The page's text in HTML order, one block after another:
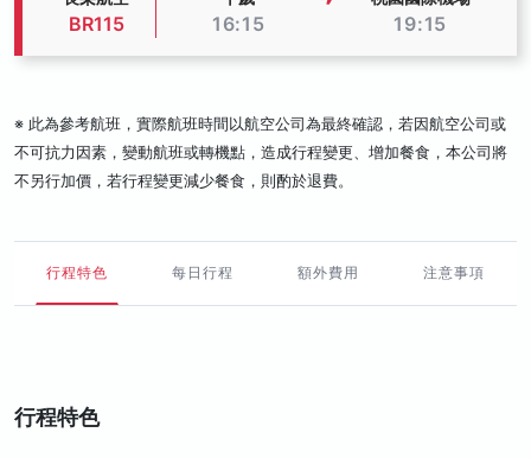
BR115 16:15 19:15
※ 此為參考航班，實際航班時間以航空公司為最終確認，若因航空公司或
不可抗力因素，變動航班或轉機點，造成行程變更、增加餐食，本公司將
不另行加價，若行程變更減少餐食，則酌於退費。
行程特色 每日行程 額外費用 注意事項
行程特色